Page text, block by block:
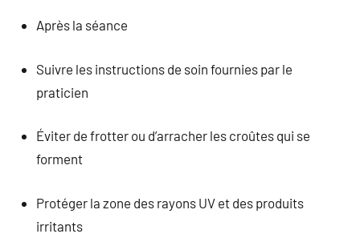
Après la séance
Suivre les instructions de soin fournies par le
praticien
Éviter de frotter ou d’arracher les croûtes qui se
forment
Protéger la zone des rayons UV et des produits
irritants